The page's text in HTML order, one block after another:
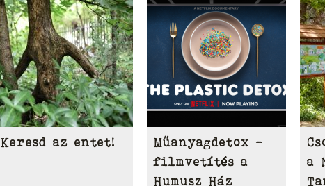
Keresd az entet!
Műanyagdetox -
filmvetítés a
Humusz Ház
a